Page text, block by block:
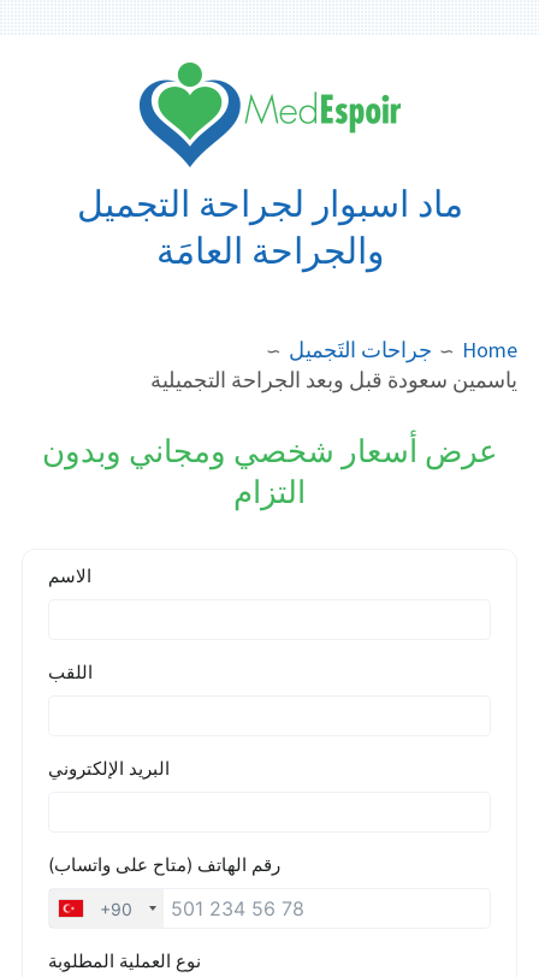
ماد اسبوار لجراحة التجميل
والجراحة العامَة
Home
جراحات التَجميل
ياسمين سعودة قبل وبعد الجراحة التجميلية
عرض أسعار شخصي ومجاني وبدون
التزام